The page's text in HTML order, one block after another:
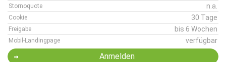
Stornoquote n.a.
Cookie 30 Tage
Freigabe bis 6 Wochen
Mobil-Landingpage verfügbar
Anmelden